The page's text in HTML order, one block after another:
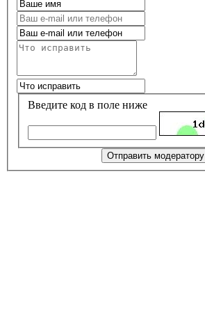
Введите код в поле ниже
Отправить модератору